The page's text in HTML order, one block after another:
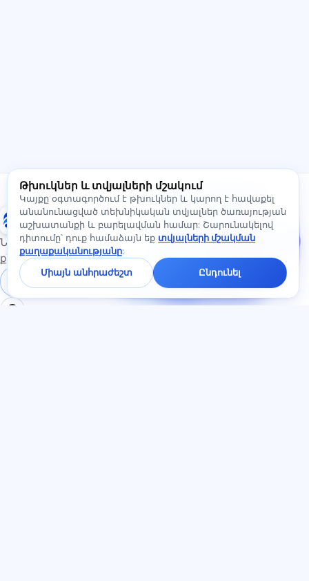
Exalify
Նախապատրաստում միջազգային լեզվի
քննություններին
Մուտք գործել
Գրանցում
Գրեք մեզ։
Հարցրեք
սակագների,
քննությունների կամ
սկսելու մասին —
կպատասխանենք
մեկ րոպեի
ընթացքում։
Հարցրեք Exalify-ի մասին…
Թխուկներ և տվյալների մշակում
Կայքը օգտագործում է թխուկներ և կարող է հավաքել
անանունացված տեխնիկական տվյալներ ծառայության
աշխատանքի և բարելավման համար: Շարունակելով
դիտումը՝ դուք համաձայն եք տվյալների մշակման
քաղաքականությանը:
Միայն անհրաժեշտ Ընդունել